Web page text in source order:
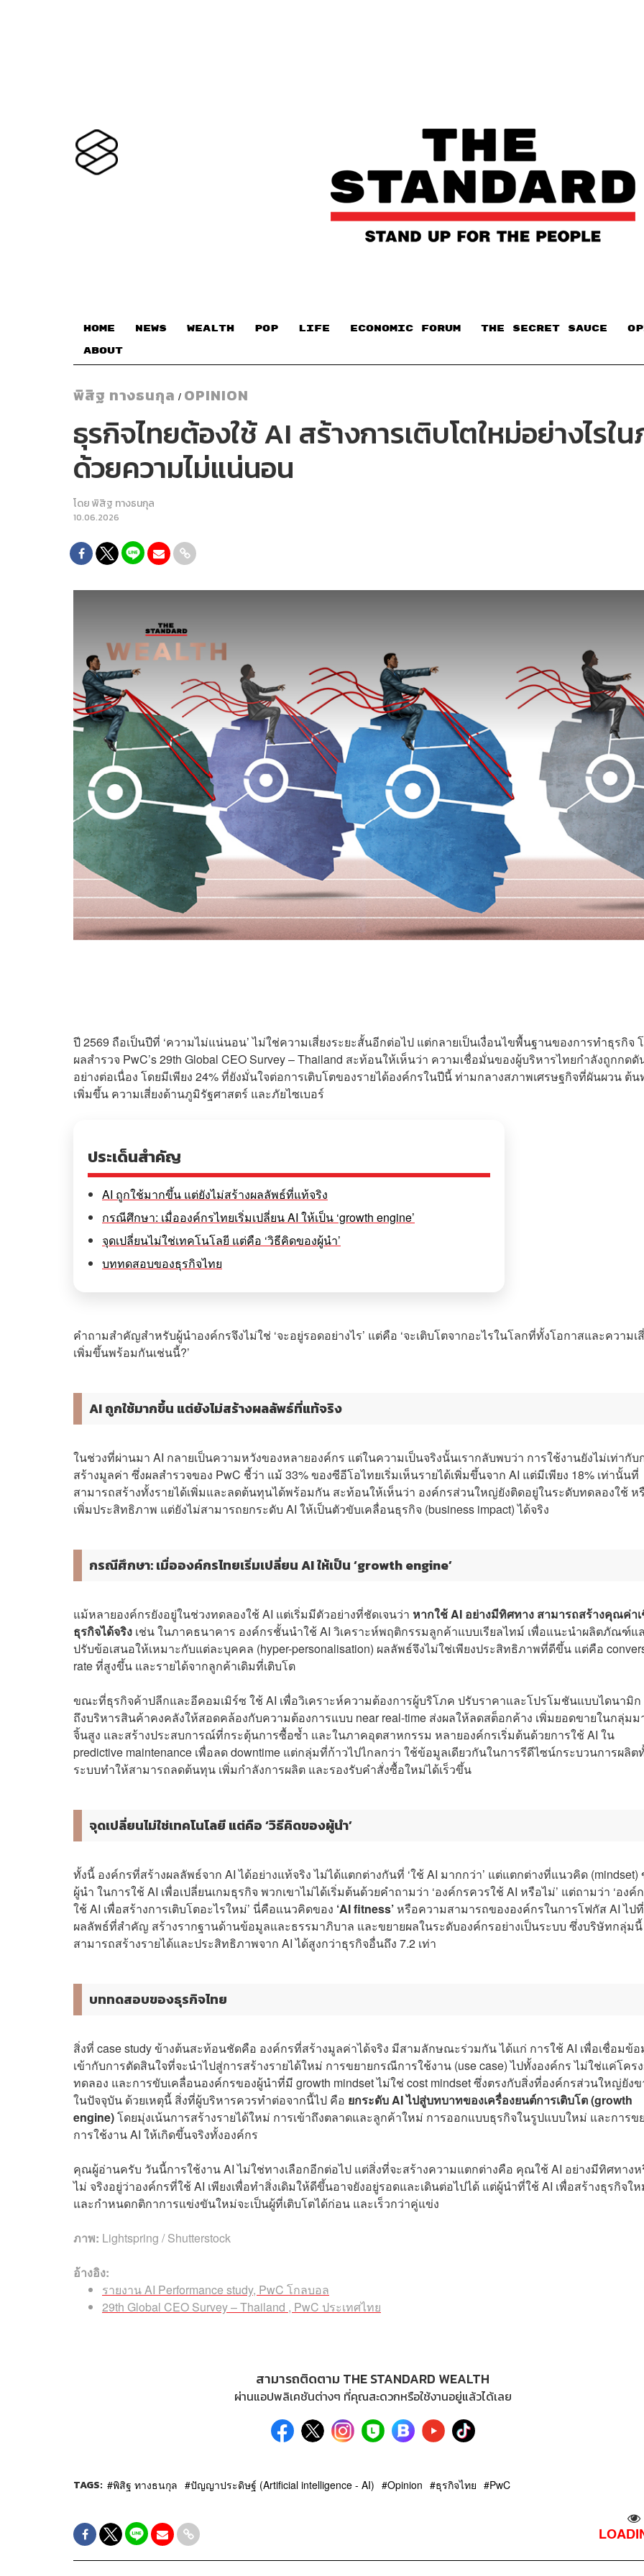
HOME NEWS WEALTH POP LIFE ECONOMIC FORUM THE SECRET SAUCE​
ABOUT
พิสิฐ ทางธนกุล / OPINION
ธุรกิจไทยต้องใช้ AI สร้างการเติบโตใหม่อย่างไรใ
ด้วยความไม่แน่นอน
โดยพิสิฐ ทางธนกุล
10.06.2026
ปี 2569 ถือเป็นปีที่ ‘ความไม่แน่นอน’ ไม่ใช่ความเสี่ยงระยะสั้นอีกต่อไป แต่กลายเป็นเงื่อนไขพื้นฐานของการทำธุรกิจ
ผลสำรวจ PwC’s 29th Global CEO Survey – Thailand สะท้อนให้เห็นว่า ความเชื่อมั่นของผู้บริหารไทยกำลังถูกกดดั
อย่างต่อเนื่อง โดยมีเพียง 24% ที่ยังมั่นใจต่อการเติบโตของรายได้องค์กรในปีนี้ ท่ามกลางสภาพเศรษฐกิจที่ผันผวน ต้
เพิ่มขึ้น ความเสี่ยงด้านภูมิรัฐศาสตร์ และภัยไซเบอร์
ประเด็นสำคัญ
AI ถูกใช้มากขึ้น แต่ยังไม่สร้างผลลัพธ์ที่แท้จริง
กรณีศึกษา: เมื่อองค์กรไทยเริ่มเปลี่ยน AI ให้เป็น ‘growth engine’
จุดเปลี่ยนไม่ใช่เทคโนโลยี แต่คือ ‘วิธีคิดของผู้นำ’
บททดสอบของธุรกิจไทย
คำถามสำคัญสำหรับผู้นำองค์กรจึงไม่ใช่ ‘จะอยู่รอดอย่างไร’ แต่คือ ‘จะเติบโตจากอะไรในโลกที่ทั้งโอกาสและความเ
เพิ่มขึ้นพร้อมกันเช่นนี้?’
AI ถูกใช้มากขึ้น แต่ยังไม่สร้างผลลัพธ์ที่แท้จริง
ในช่วงที่ผ่านมา AI กลายเป็นความหวังของหลายองค์กร แต่ในความเป็นจริงนั้นเรากลับพบว่า การใช้งานยังไม่เท่ากับ
สร้างมูลค่า ซึ่งผลสำรวจของ PwC ชี้ว่า แม้ 33% ของซีอีโอไทยเริ่มเห็นรายได้เพิ่มขึ้นจาก AI แต่มีเพียง 18% เท่านั้นที่
สามารถสร้างทั้งรายได้เพิ่มและลดต้นทุนได้พร้อมกัน สะท้อนให้เห็นว่า องค์กรส่วนใหญ่ยังติดอยู่ในระดับทดลองใช้ ห
เพิ่มประสิทธิภาพ แต่ยังไม่สามารถยกระดับ AI ให้เป็นตัวขับเคลื่อนธุรกิจ (business impact) ได้จริง
กรณีศึกษา: เมื่อองค์กรไทยเริ่มเปลี่ยน AI ให้เป็น ‘growth engine’
แม้หลายองค์กรยังอยู่ในช่วงทดลองใช้ AI แต่เริ่มมีตัวอย่างที่ชัดเจนว่า หากใช้ AI อย่างมีทิศทาง สามารถสร้างคุณค่าเ
ธุรกิจได้จริง เช่น ในภาคธนาคาร องค์กรชั้นนำใช้ AI วิเคราะห์พฤติกรรมลูกค้าแบบเรียลไทม์ เพื่อแนะนำผลิตภัณฑ์แ
ปรับข้อเสนอให้เหมาะกับแต่ละบุคคล (hyper-personalisation) ผลลัพธ์จึงไม่ใช่เพียงประสิทธิภาพที่ดีขึ้น แต่คือ
rate ที่สูงขึ้น และรายได้จากลูกค้าเดิมที่เติบโต
ขณะที่ธุรกิจค้าปลีกและอีคอมเมิร์ซ ใช้ AI เพื่อวิเคราะห์ความต้องการผู้บริโภค ปรับราคาและโปรโมชันแบบไดนามิก
ถึงบริหารสินค้าคงคลังให้สอดคล้องกับความต้องการแบบ near real-time ส่งผลให้ลดสต็อกค้าง เพิ่มยอดขายในกลุ่มม
จิ้นสูง และสร้างประสบการณ์ที่กระตุ้นการซื้อซ้ำ และในภาคอุตสาหกรรม หลายองค์กรเริ่มต้นด้วยการใช้ AI ใน
predictive maintenance เพื่อลด downtime แต่กลุ่มที่ก้าวไปไกลกว่า ใช้ข้อมูลเดียวกันในการรีดีไซน์กระบวนการผลิต
ระบบทำให้สามารถลดต้นทุน เพิ่มกำลังการผลิต และรองรับคำสั่งซื้อใหม่ได้เร็วขึ้น
จุดเปลี่ยนไม่ใช่เทคโนโลยี แต่คือ ‘วิธีคิดของผู้นำ’
ทั้งนี้ องค์กรที่สร้างผลลัพธ์จาก AI ได้อย่างแท้จริง ไม่ได้แตกต่างกันที่ ‘ใช้ AI มากกว่า’ แต่แตกต่างที่แนวคิด (mindset)
ผู้นำ ในการใช้ AI เพื่อเปลี่ยนเกมธุรกิจ พวกเขาไม่ได้เริ่มต้นด้วยคำถามว่า ‘องค์กรควรใช้ AI หรือไม่’ แต่ถามว่า ‘องค์
ใช้ AI เพื่อสร้างการเติบโตอะไรใหม่’ นี่คือแนวคิดของ ‘AI fitness’หรือความสามารถขององค์กรในการโฟกัส AI ไปที่
ผลลัพธ์ที่สำคัญ สร้างรากฐานด้านข้อมูลและธรรมาภิบาล และขยายผลในระดับองค์กรอย่างเป็นระบบ ซึ่งบริษัทกลุ่มนี้
สามารถสร้างรายได้และประสิทธิภาพจาก AI ได้สูงกว่าธุรกิจอื่นถึง 7.2 เท่า
บททดสอบของธุรกิจไทย
สิ่งที่ case study ข้างต้นสะท้อนชัดคือ องค์กรที่สร้างมูลค่าได้จริง มีสามลักษณะร่วมกัน ได้แก่ การใช้ AI เพื่อเชื่อมข้อ
เข้ากับการตัดสินใจที่จะนำไปสู่การสร้างรายได้ใหม่ การขยายกรณีการใช้งาน (use case) ไปทั้งองค์กร ไม่ใช่แค่โคร
ทดลอง และการขับเคลื่อนองค์กรของผู้นำที่มี growth mindset ไม่ใช่ cost mindset ซึ่งตรงกับสิ่งที่องค์กรส่วนใหญ่ยัง
ในปัจจุบัน ด้วยเหตุนี้ สิ่งที่ผู้บริหารควรทำต่อจากนี้ไป คือ ยกระดับ AI ไปสู่บทบาทของเครื่องยนต์การเติบโต (growth
engine)โดยมุ่งเน้นการสร้างรายได้ใหม่ การเข้าถึงตลาดและลูกค้าใหม่ การออกแบบธุรกิจในรูปแบบใหม่ และการข
การใช้งาน AI ให้เกิดขึ้นจริงทั้งองค์กร
คุณผู้อ่านครับ วันนี้การใช้งาน AI ไม่ใช่ทางเลือกอีกต่อไป แต่สิ่งที่จะสร้างความแตกต่างคือ คุณใช้ AI อย่างมีทิศทางห
ไม่ จริงอยู่ว่าองค์กรที่ใช้ AI เพียงเพื่อทำสิ่งเดิมให้ดีขึ้นอาจยังอยู่รอดและเดินต่อไปได้ แต่ผู้นำที่ใช้ AI เพื่อสร้างธุรกิจใ
และกำหนดกติกาการแข่งขันใหม่จะเป็นผู้ที่เติบโตได้ก่อน และเร็วกว่าคู่แข่ง
ภาพ: Lightspring / Shutterstock
อ้างอิง:
รายงาน AI Performance study, PwC โกลบอล
29th Global CEO Survey – Thailand , PwC ประเทศไทย
สามารถติดตาม THE STANDARD WEALTH
ผ่านแอปพลิเคชันต่างๆ ที่คุณสะดวกหรือใช้งานอยู่แล้วได้เลย
TAGS: พิสิฐ ทางธนกุล ปัญญาประดิษฐ์ (Artificial intelligence - AI) Opinion ธุรกิจไทย PwC